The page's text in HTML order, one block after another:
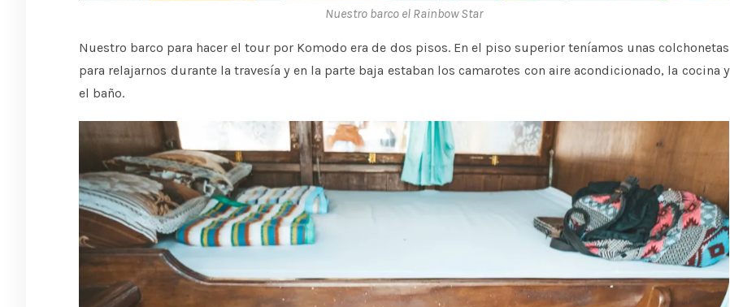
Nuestro barco el Rainbow Star
Nuestro barco para hacer el tour por Komodo era de dos pisos. En el piso superior teníamos unas colchonetas
para relajarnos durante la travesía y en la parte baja estaban los camarotes con aire acondicionado, la cocina y
el baño.